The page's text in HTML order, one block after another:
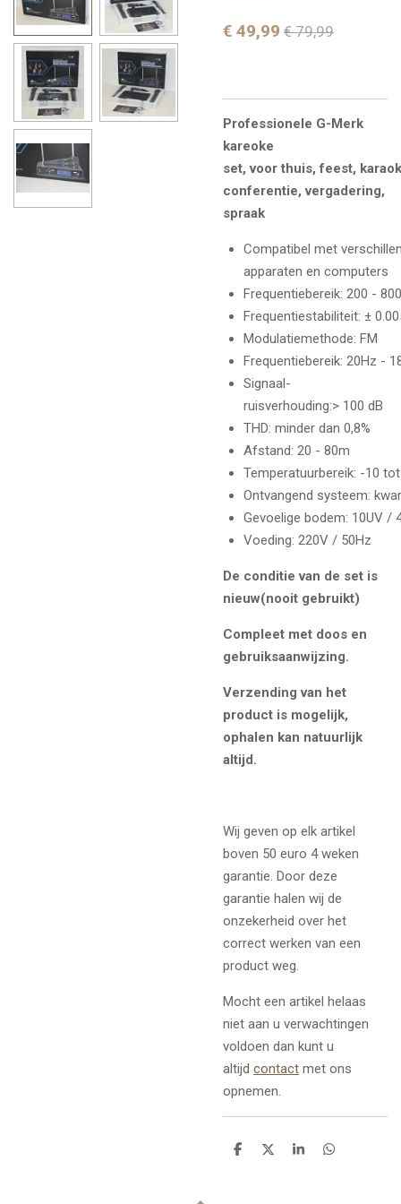
€ 49,99 € 79,99
Professionele G-Merk
kareoke
set, voor thuis, feest,
conferentie, vergadering,
spraak
Compatibel met
apparaten en computers
Frequentiebereik: 200 -
Frequentiestabiliteit: ±
Modulatiemethode: FM
Frequentiebereik: 20Hz -
Signaal-
ruisverhouding:> 100 dB
THD: minder dan 0,8%
Afstand: 20 - 80m
Temperatuurbereik: -10 tot
Ontvangend systeem:
Gevoelige bodem: 10UV /
Voeding: 220V / 50Hz
De conditie van de set is
nieuw(nooit gebruikt)
Compleet met doos en
gebruiksaanwijzing.
Verzending van het
product is mogelijk,
ophalen kan natuurlijk
altijd.
Wij geven op elk artikel
boven 50 euro 4 weken
garantie. Door deze
garantie halen wij de
onzekerheid over het
correct werken van een
product weg.
Mocht een artikel helaas
niet aan u verwachtingen
voldoen dan kunt u
altijd contact met ons
opnemen.
D
D
S
D